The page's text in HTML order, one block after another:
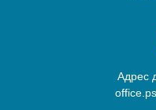
Адрес